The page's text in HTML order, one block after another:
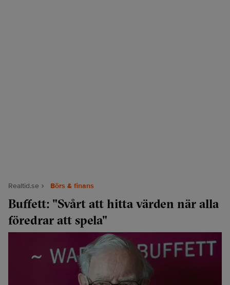
Realtid.se Börs & finans
Buffett: "Svårt att hitta värden när alla
föredrar att spela"